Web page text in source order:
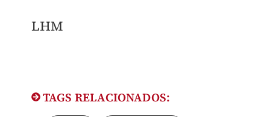
LHM
TAGS RELACIONADOS: